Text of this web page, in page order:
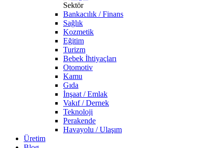
Sektör
Bankacılık / Finans
Sağlık
Kozmetik
Eğitim
Turizm
Bebek İhtiyaçları
Otomotiv
Kamu
Gıda
İnşaat / Emlak
Vakıf / Dernek
Teknoloji
Perakende
Havayolu / Ulaşım
Üretim